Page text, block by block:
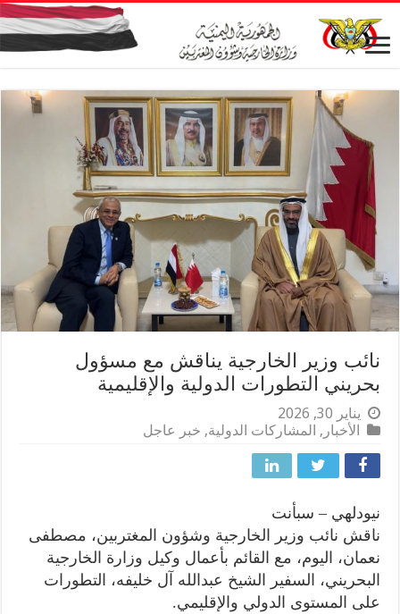
نائب وزير الخارجية يناقش مع مسؤول
بحريني التطورات الدولية والإقليمية
يناير 30, 2026
الأخبار , المشاركات الدولية, خبر عاجل
نيودلهي – سبأنت
ناقش نائب وزير الخارجية وشؤون المغتربين، مصطفى
نعمان، اليوم، مع القائم بأعمال وكيل وزارة الخارجية
البحريني، السفير الشيخ عبدالله آل خليفه، التطورات
على المستوى الدولي والإقليمي.